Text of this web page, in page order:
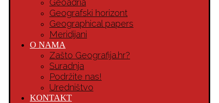
Geoadria
Geografski horizont
Geographical papers
Meridijani
O NAMA
Zašto Geografija.hr?
Suradnja
Podržite nas!
Uredništvo
KONTAKT